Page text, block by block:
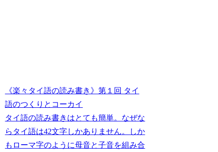
《楽々タイ語の読み書き》第１回 タイ
語のつくりとコーカイ
タイ語の読み書きはとても簡単。なぜな
らタイ語は42文字しかありません。しか
もローマ字のように母音と子音を組み合